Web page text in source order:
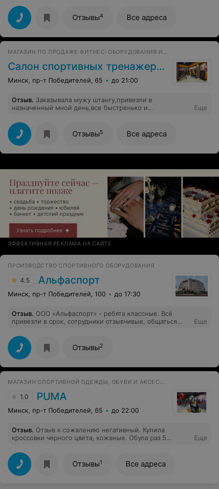
ответят на все вопросы. Цена на витамины классная,
покупаю для всей семьи теперь только там.
Отзывы4 Все адреса
МАГАЗИН ПО ПРОДАЖЕ ФИТНЕС-ОБОРУДОВАНИЯ И АКСЕССУАРОВ ДЛЯ ДОМА И СПОРТИВНЫХ ЗАЛОВ
Салон спортивных тренажеров
Минск, пр-т Победителей, 65 до 21:00
Отзыв. Заказывала мужу штангу,привезли в
назначенный мной день,все быстренько и
Еще
Отзывы5 Все адреса
ЭФФЕКТИВНАЯ РЕКЛАМА НА САЙТЕ
ПРОИЗВОДСТВО СПОРТИВНОГО ОБОРУДОВАНИЯ
4.5 Альфаспорт
Минск, пр-т Победителей, 100 до 17:30
Отзыв. ООО «Альфаспорт» - ребята классные. Всё
привезли в срок, сотрудники отзывчивые, общаться
совестно, ответственно, без претензий. Но один
момент: при доставке упаковка сидений порвалась, и
два сиденья приехали без нее. Это стоит поправить. А
так - молодцы. Обратимся обязательно ещё, советую!
Еще
Отзывы2
МАГАЗИН СПОРТИВНОЙ ОДЕЖДЫ, ОБУВИ И АКСЕССУАРОВ
1.0 PUMA
Минск, пр-т Победителей, 65 до 22:00
Отзыв. Отзыв к сожалению негативный. Купила
кроссовки черного цвета, кожаные. Обула раз 5
обувь и получить обратно свои деньги мне отказали.
Придется обратиться в Общество по защите прав
потребителя.
Еще
Отзывы1 Все адреса